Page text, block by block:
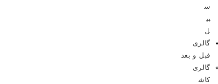
س
بی
ل
گالری
قبل و بعد
گالری
کاش